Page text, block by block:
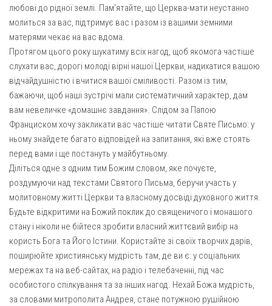
любові до рідної землі. Пам’ятайте, що Церква-мати неустанно
молиться за вас, підтримує вас і разом із вашими земними
матерями чекає на вас вдома.
Протягом цього року шукатиму всіх нагод, щоб якомога частіше
слухати вас, дорогі молоді вірні нашої Церкви, надихатися вашою
відчайдушністю і вчитися вашої сміливості. Разом із тим,
бажаючи, щоб наші зустрічі мали систематичний характер, дам
вам невеличке «домашнє завдання». Слідом за Папою
Франциском хочу закликати вас частіше читати Святе Письмо: у
ньому знайдете багато відповідей на запитання, які вже стоять
перед вами і ще постануть у майбутньому.
Діліться одне з одним тим Божим словом, яке почуєте,
роздумуючи над текстами Святого Письма, беручи участь у
молитовному житті Церкви та власному досвіді духовного життя.
Будьте відкритими на Божий поклик до священичого і монашого
стану і ніколи не бійтеся зробити власний життєвий вибір на
користь Бога та Його Істини. Користайте зі своїх творчих дарів,
поширюйте християнську мудрість там, де ви є: у соціальних
мережах та на веб-сайтах, на радіо і телебаченні, під час
особистого спілкування та за інших нагод. Нехай Божа мудрість,
за словами митрополита Андрея, стане потужною рушійною